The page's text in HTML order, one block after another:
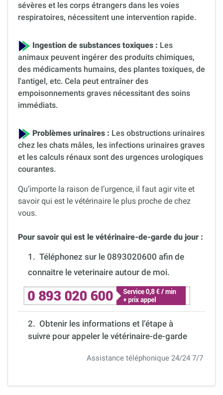
sévères et les corps étrangers dans les voies
respiratoires, nécessitent une intervention rapide.
Ingestion de substances toxiques : Les
animaux peuvent ingérer des produits chimiques,
des médicaments humains, des plantes toxiques, de
l'antigel, etc. Cela peut entraîner des
empoisonnements graves nécessitant des soins
immédiats.
Problèmes urinaires : Les obstructions urinaires
chez les chats mâles, les infections urinaires graves
et les calculs rénaux sont des urgences urologiques
courantes.
Qu’importe la raison de l’urgence, il faut agir vite et
savoir qui est le vétérinaire le plus proche de chez
vous.
Pour savoir qui est le vétérinaire-de-garde du jour :
1. Téléphonez sur le 0893020600 afin de
connaitre le veterinaire autour de moi.
2. Obtenir les informations et l’étape à
suivre pour appeler le vétérinaire-de-garde
Assistance téléphonique 24/24 7/7